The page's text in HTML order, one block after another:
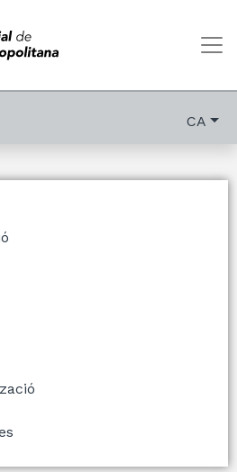
CA